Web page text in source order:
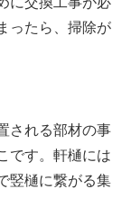
ったら、掃除が
される部材の事
です。軒樋には
竪樋に繋がる集